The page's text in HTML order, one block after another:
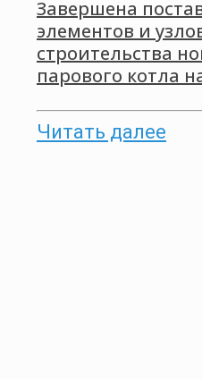
Завершена
элементов и
строительства
парового котла
Читать далее